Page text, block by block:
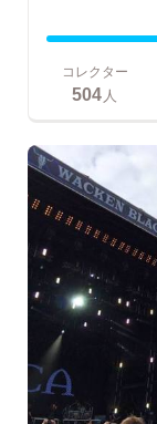
コレクター
504 人